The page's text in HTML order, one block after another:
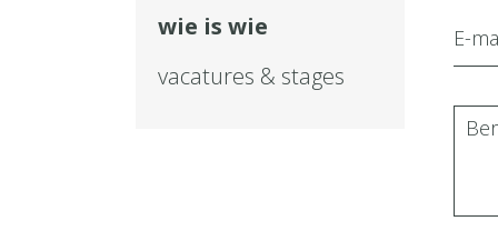
wie is wie
vacatures & stages